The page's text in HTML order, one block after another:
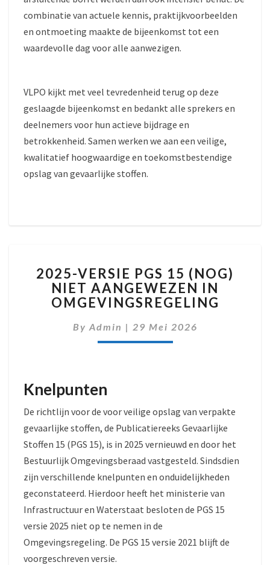
combinatie van actuele kennis, praktijkvoorbeelden
en ontmoeting maakte de bijeenkomst tot een
waardevolle dag voor alle aanwezigen.
VLPO kijkt met veel tevredenheid terug op deze
geslaagde bijeenkomst en bedankt alle sprekers en
deelnemers voor hun actieve bijdrage en
betrokkenheid. Samen werken we aan een veilige,
kwalitatief hoogwaardige en toekomstbestendige
opslag van gevaarlijke stoffen.
VERSIE
PGS
15
NIET
AANGEWEZEN
2025-VERSIE PGS 15 (NOG)
NIET AANGEWEZEN IN
OMGEVINGSREGELING
By Admin | 29 Mei 2026
Knelpunten
De richtlijn voor de voor veilige opslag van verpakte
gevaarlijke stoffen, de Publicatiereeks Gevaarlijke
Stoffen 15 (PGS 15), is in 2025 vernieuwd en door het
Bestuurlijk Omgevingsberaad vastgesteld. Sindsdien
zijn verschillende knelpunten en onduidelijkheden
geconstateerd. Hierdoor heeft het ministerie van
Infrastructuur en Waterstaat besloten de PGS 15
versie 2025 niet op te nemen in de
Omgevingsregeling. De PGS 15 versie 2021 blijft de
voorgeschreven versie.